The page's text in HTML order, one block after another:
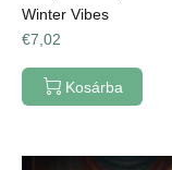
Winter Vibes
€7,02
Kosárba